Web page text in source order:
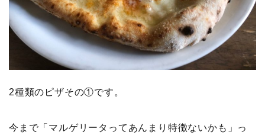
2種類のピザその①です。
今まで「マルゲリータってあんまり特徴ないかも」っ